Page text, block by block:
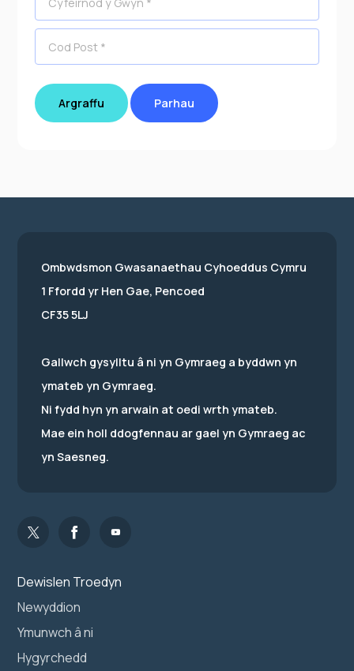
Argraffu Parhau
Dewislen Troedyn
Newyddion
Ymunwch â ni
Hygyrchedd
Ombwdsmon Gwasanaethau Cyhoeddus Cymru
1 Ffordd yr Hen Gae, Pencoed
CF35 5LJ
Gallwch gysylltu â ni yn Gymraeg a byddwn yn
ymateb yn Gymraeg.
Ni fydd hyn yn arwain at oedi wrth ymateb.
Mae ein holl ddogfennau ar gael yn Gymraeg ac
yn Saesneg.